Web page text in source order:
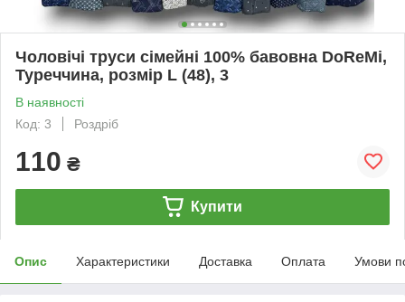
Чоловічі труси сімейні 100% бавовна DoReMi,
Туреччина, розмір L (48), 3
В наявності
Код: 3
Роздріб
110 ₴
Купити
Опис Характеристики Доставка Оплата Умови